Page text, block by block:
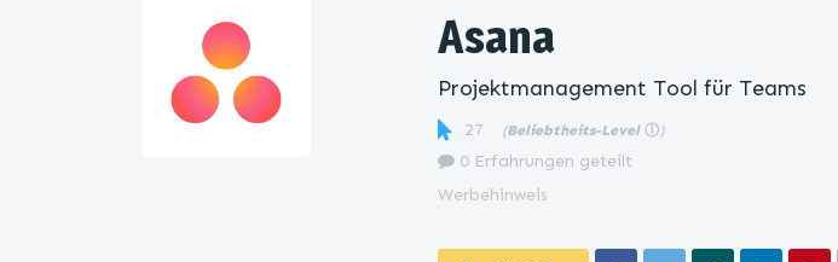
Asana
Projektmanagement Tool für Teams
27 (Beliebtheits-Level ⓘ)
0 Erfahrungen geteilt
Werbehinweis